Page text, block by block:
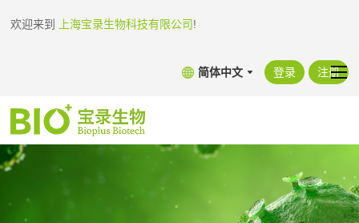
欢迎来到 上海宝录生物科技有限公司!
简体中文 登录 注册